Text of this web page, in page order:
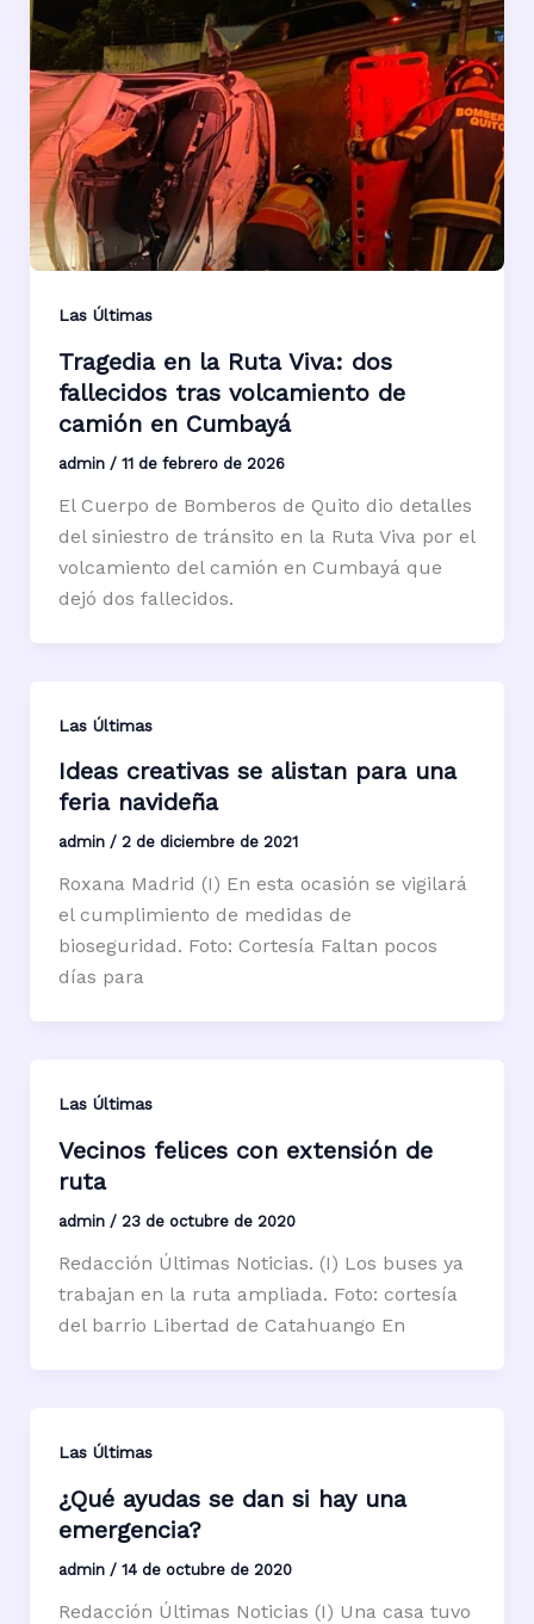
Las Últimas
Tragedia en la Ruta Viva: dos
fallecidos tras volcamiento de
camión en Cumbayá
admin / 11 de febrero de 2026
El Cuerpo de Bomberos de Quito dio detalles
del siniestro de tránsito en la Ruta Viva por el
volcamiento del camión en Cumbayá que
dejó dos fallecidos.
Las Últimas
Ideas creativas se alistan para una
feria navideña
admin / 2 de diciembre de 2021
Roxana Madrid (I) En esta ocasión se vigilará
el cumplimiento de medidas de
bioseguridad. Foto: Cortesía Faltan pocos
días para
Las Últimas
Vecinos felices con extensión de
ruta
admin / 23 de octubre de 2020
Redacción Últimas Noticias. (I) Los buses ya
trabajan en la ruta ampliada. Foto: cortesía
del barrio Libertad de Catahuango En
Las Últimas
¿Qué ayudas se dan si hay una
emergencia?
admin / 14 de octubre de 2020
Redacción Últimas Noticias (I) Una casa tuvo